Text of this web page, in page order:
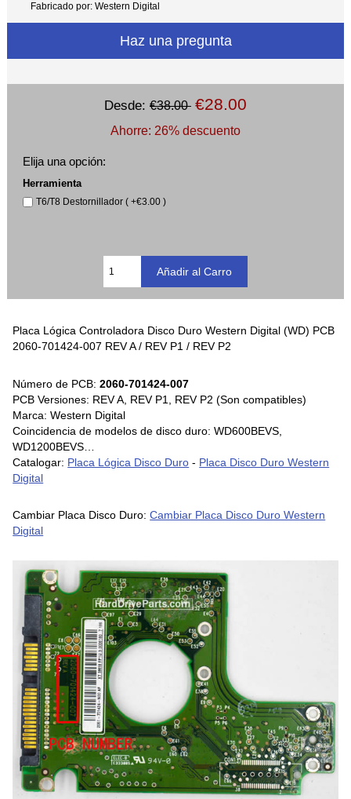
Fabricado por: Western Digital
Haz una pregunta
Desde: €38.00 €28.00
Ahorre: 26% descuento
Elija una opción:
Herramienta
T6/T8 Destornillador ( +€3.00 )
Placa Lógica Controladora Disco Duro Western Digital (WD) PCB
2060-701424-007 REV A / REV P1 / REV P2
Número de PCB:2060-701424-007
PCB Versiones: REV A, REV P1, REV P2 (Son compatibles)
Marca: Western Digital
Coincidencia de modelos de disco duro: WD600BEVS,
WD1200BEVS…
Catalogar: Placa Lógica Disco Duro - Placa Disco Duro Western
Digital
Cambiar Placa Disco Duro:Cambiar Placa Disco Duro Western
Digital